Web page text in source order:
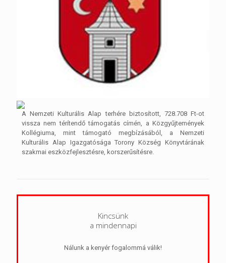
A Nemzeti Kulturális Alap terhére biztosított, 728.708 Ft-ot
vissza nem térítendő támogatás címén, a Közgyűjtemények
Kollégiuma, mint támogató megbízásából, a Nemzeti
Kulturális Alap Igazgatósága Torony Község Könyvtárának
szakmai eszközfejlesztésre, korszerűsítésre.
Kincsünk
a mindennapi
Nálunk a kenyér fogalommá válik!